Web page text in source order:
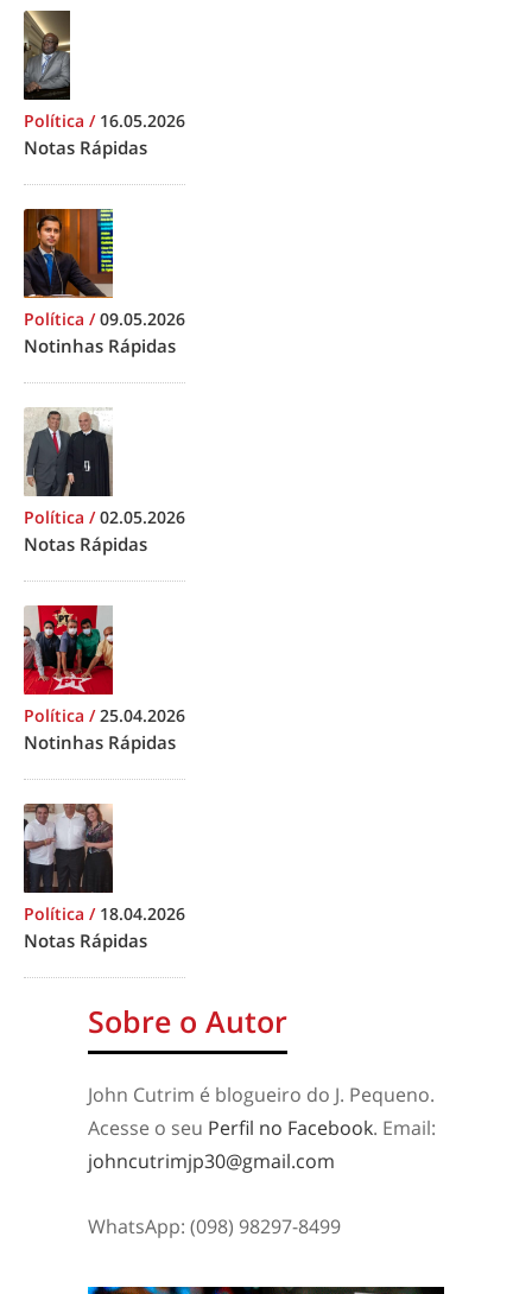
Política / 16.05.2026
Notas Rápidas
Política /09.05.2026
Notinhas Rápidas
Política /02.05.2026
Notas Rápidas
Política /25.04.2026
Notinhas Rápidas
Política / 18.04.2026
Notas Rápidas
Sobre o Autor
John Cutrim é blogueiro do J. Pequeno.
Acesse o seu Perfil no Facebook. Email:
johncutrimjp30@gmail.com
WhatsApp: (098) 98297-8499